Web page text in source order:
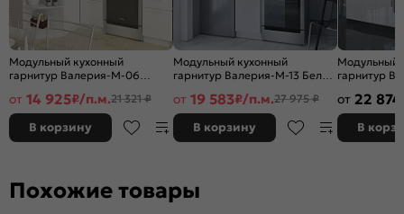
Модульный кухонный
гарнитур Валерия-М-06
2140x1290/2000x600
от 14 925₽/п.м.21 321 ₽
В корзину
Модульный кухонный
гарнитур Валерия-М-13 Белый
от 19 583₽/п.м.27 975 ₽
В корзину
Модульный
гарнитур
от 22 874
В
Похожие товары